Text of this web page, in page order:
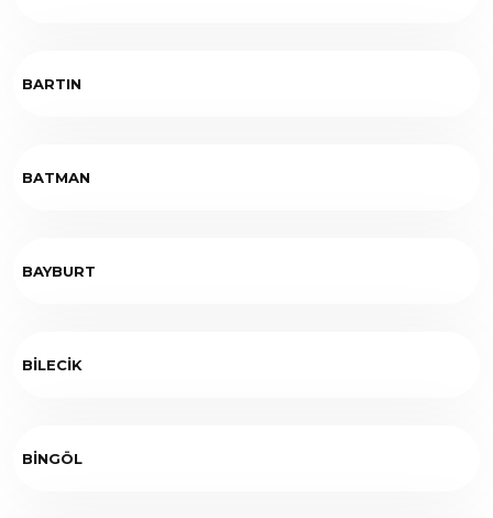
BARTIN
BATMAN
BAYBURT
BİLECİK
BİNGÖL